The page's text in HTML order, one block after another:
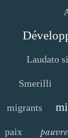
Laudato
Smerilli
migrants
paix